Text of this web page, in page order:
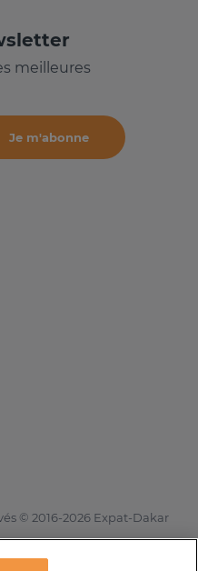
meilleures
Je m'abonne
© 2016-2026 Expat-Dakar